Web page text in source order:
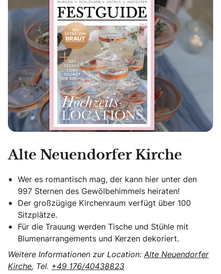
Alte Neuendorfer Kirche
Wer es romantisch mag, der kann hier unter den
997 Sternen des Gewölbehimmels heiraten!
Der großzügige Kirchenraum verfügt über 100
Sitzplätze.
Für die Trauung werden Tische und Stühle mit
Blumenarrangements und Kerzen dekoriert.
Weitere Informationen zur Location: Alte Neuendorfer
Kirche, Tel. +49 176/40438823